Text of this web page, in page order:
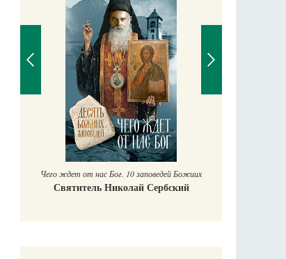
Чего ждет от нас Бог. 10 заповедей Божиих
Святитель Николай Сербский